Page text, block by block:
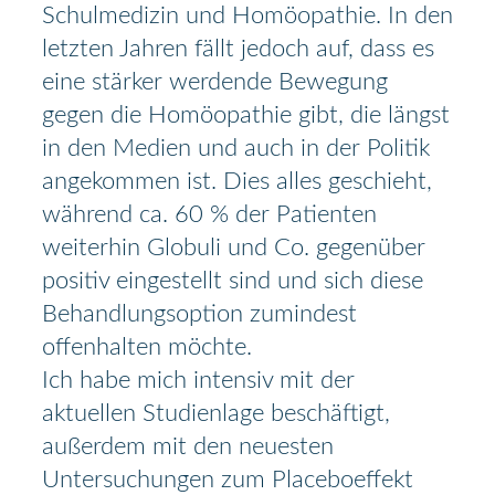
Schulmedizin und Homöopathie. In den
letzten Jahren fällt jedoch auf, dass es
eine stärker werdende Bewegung
gegen die Homöopathie gibt, die längst
in den Medien und auch in der Politik
angekommen ist. Dies alles geschieht,
während ca. 60 % der Patienten
weiterhin Globuli und Co. gegenüber
positiv eingestellt sind und sich diese
Behandlungsoption zumindest
offenhalten möchte.
Ich habe mich intensiv mit der
aktuellen Studienlage beschäftigt,
außerdem mit den neuesten
Untersuchungen zum Placeboeffekt